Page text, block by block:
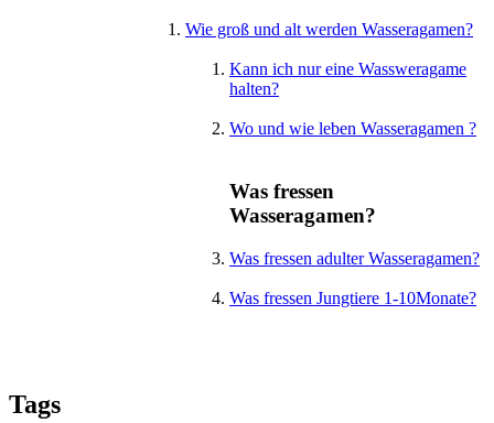
Wie groß und alt werden Wasseragamen?
Kann ich nur eine Wassweragame
halten?
Wo und wie leben Wasseragamen ?
Was fressen
Wasseragamen?
Was fressen adulter Wasseragamen?
Was fressen Jungtiere 1-10Monate?
Tags